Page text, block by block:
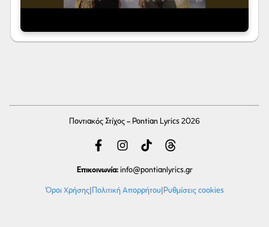
Ποντιακός Στίχος - Pontian Lyrics 2026
Επικοινωνία: info@pontianlyrics.gr
Όροι Χρήσης| Πολιτική Απορρήτου| Ρυθμίσεις cookies